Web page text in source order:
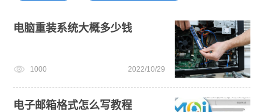
旗舰版win7系统安装教程
U盘PE启动盘制作 戴尔一键重装系统教育版
电脑重装系统大概多少钱
1000 2022/10/29
电子邮箱格式怎么写教程